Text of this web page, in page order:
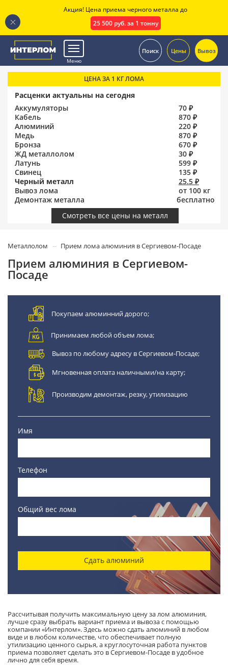
Меню
Поиск Цены Вывоз
ЦЕНА ЗА 1 КГ ЛОМА
Расценки актуальны на сегодня
Аккумуляторы
70 ₽
Кабель
870 ₽
Алюминий
220 ₽
Медь
870 ₽
Бронза
670 ₽
ЖД металлолом
30 ₽
Латунь
599 ₽
Свинец
135 ₽
Черный металл
25.5 ₽
Вывоз лома
от 100 кг
Демонтаж металла
бесплатно
Смотреть все цены на металл
Металлолом Прием лома алюминия в Сергиевом-Посаде
Прием алюминия в Сергиевом-
Посаде
Покупаем алюминний дорого;
Принимаем любой объем лома;
Вывоз по любому адресу в Сергиевом-Посаде;
Мгновенная оплата наличными/на карту;
Производим демонтаж, резку, утилизацию
Имя
Телефон
Общий вес лома
Сдать алюминий
Рассчитывая получить максимальную цену за лом алюминия,
лучше сразу выбрать вариант приема и вывоза с помощью
компании «Интерлом». Здесь можно сдать алюминий в любом
виде и в любом количестве, что обеспечивает полную
утилизацию ценного сырья, а круглосуточная работа пунктов
приема позволяет сделать это в Сергиевом-Посаде в удобное
лично для себя время.
Акция! Цена приема черного металла до
25 500 руб. за 1 тонну
.